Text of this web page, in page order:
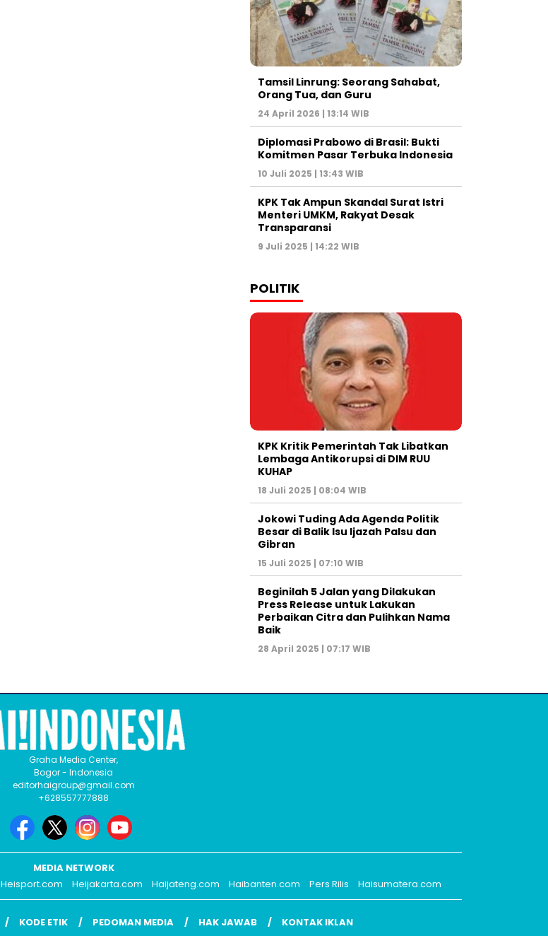
Tamsil Linrung: Seorang Sahabat,
Orang Tua, dan Guru
24 April 2026 | 13:14 WIB
Diplomasi Prabowo di Brasil: Bukti
Komitmen Pasar Terbuka Indonesia
10 Juli 2025 | 13:43 WIB
KPK Tak Ampun Skandal Surat Istri
Menteri UMKM, Rakyat Desak
Transparansi
9 Juli 2025 | 14:22 WIB
POLITIK
KPK Kritik Pemerintah Tak Libatkan
Lembaga Antikorupsi di DIM RUU
KUHAP
18 Juli 2025 | 08:04 WIB
Jokowi Tuding Ada Agenda Politik
Besar di Balik Isu Ijazah Palsu dan
Gibran
15 Juli 2025 | 07:10 WIB
Beginilah 5 Jalan yang Dilakukan
Press Release untuk Lakukan
Perbaikan Citra dan Pulihkan Nama
Baik
28 April 2025 | 07:17 WIB
Graha Media Center,
Bogor - Indonesia
editorhaigroup@gmail.com
+628557777888
MEDIA NETWORK
Heisport.com Heijakarta.com Haijateng.com Haibanten.com Pers Rilis Haisumatera.com
KODE ETIK PEDOMAN MEDIA HAK JAWAB KONTAK IKLAN